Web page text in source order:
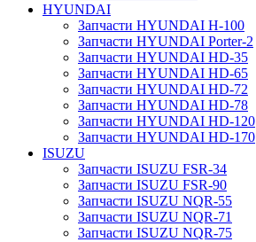
HYUNDAI
Запчасти HYUNDAI H-100
Запчасти HYUNDAI Porter-2
Запчасти HYUNDAI HD-35
Запчасти HYUNDAI HD-65
Запчасти HYUNDAI HD-72
Запчасти HYUNDAI HD-78
Запчасти HYUNDAI HD-120
Запчасти HYUNDAI HD-170
ISUZU
Запчасти ISUZU FSR-34
Запчасти ISUZU FSR-90
Запчасти ISUZU NQR-55
Запчасти ISUZU NQR-71
Запчасти ISUZU NQR-75